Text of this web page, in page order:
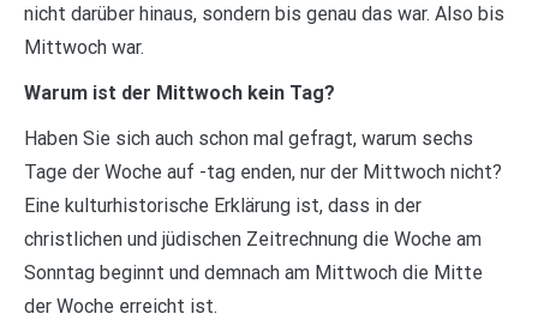
nicht darüber hinaus, sondern bis genau das war. Also bis
Mittwoch war.
Warum ist der Mittwoch kein Tag?
Haben Sie sich auch schon mal gefragt, warum sechs
Tage der Woche auf -tag enden, nur der Mittwoch nicht?
Eine kulturhistorische Erklärung ist, dass in der
christlichen und jüdischen Zeitrechnung die Woche am
Sonntag beginnt und demnach am Mittwoch die Mitte
der Woche erreicht ist.